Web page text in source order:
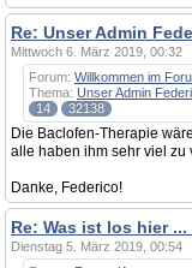
Re: Unser Admin
Mittwoch 6. März 2019, 00:32
Forum: Willkommen im
Thema: Unser Admin
14
32138
Die Baclofen-Therapie
alle haben ihm sehr viel zu
Danke, Federico!
Re: Was ist los hier ...
Dienstag 5. März 2019, 00:54